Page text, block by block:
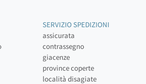
SERVIZIO SPEDIZIONI
assicurata
contrassegno
giacenze
province coperte
località disagiate